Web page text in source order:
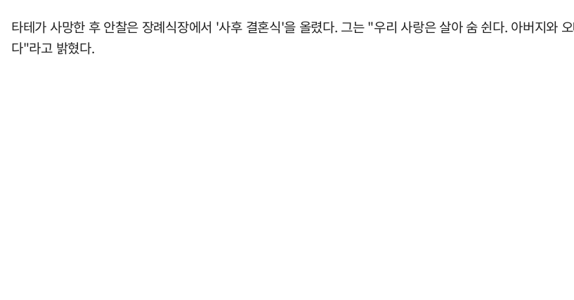
타테가 사망한 후 안찰은 장례식장에서 '사후 결혼식'을 올렸다. 그는 "우리 사랑은 살아 숨 쉰다. 아버지와
다"라고 밝혔다.